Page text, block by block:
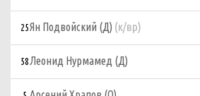
25Ян Подвойский (Д) (к/вр)
58Леонид Нурмамед (Д)